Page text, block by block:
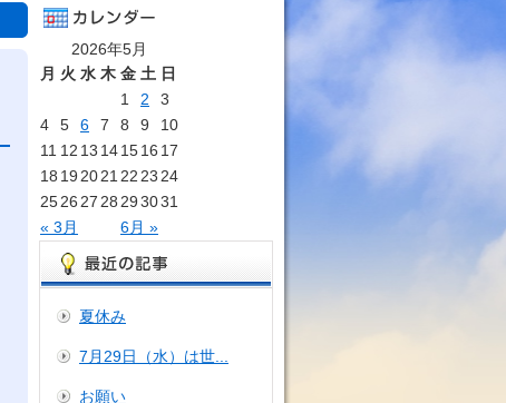
2026年5月
月 火 水 木 金 土 日
« 3月 6月 »
1 2
3
4
5 6 7 8 9
10
11 12 13 141516 17
18 19 2021 22 23 24
2526 27 28 293031
夏休み
7月29日（水）は世...
お願い